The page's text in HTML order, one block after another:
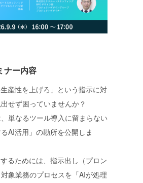
ナー内容
生産性を上げろ」という指示に対
せず困っていませんか？
単なるツール導入に留まらない
るAI活用」の勘所を公開しま
るためには、指示出し（プロン
象業務のプロセスを「AIが処理